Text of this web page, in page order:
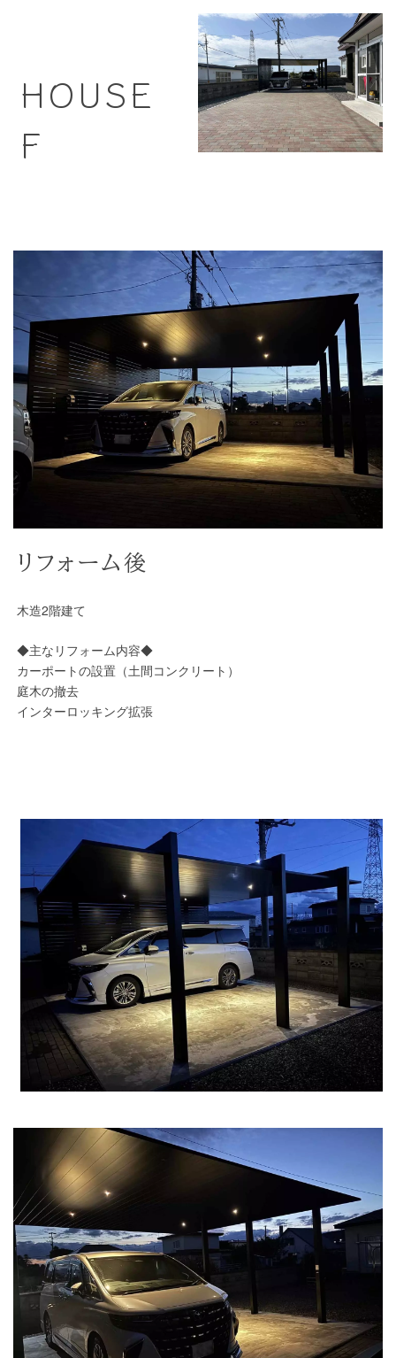
HOUSE
F
リフォーム後
木造2階建て
◆主なリフォーム内容◆
カーポートの設置（土間コンクリート）
庭木の撤去
インターロッキング拡張